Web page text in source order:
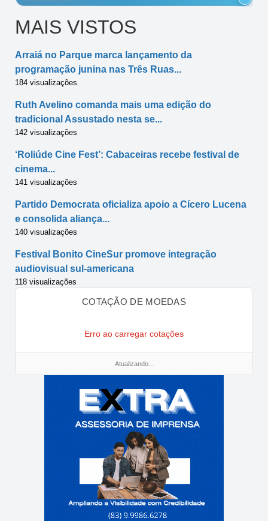
MAIS VISTOS
Arraiá no Parque marca lançamento da
programação junina nas Três Ruas...
184 visualizações
Ruth Avelino comanda mais uma edição do
tradicional Assustado nesta se...
142 visualizações
‘Roliúde Cine Fest’: Cabaceiras recebe festival de
cinema...
141 visualizações
Partido Democrata oficializa apoio a Cícero Lucena
e consolida aliança...
140 visualizações
Festival Bonito CineSur promove integração
audiovisual sul-americana
118 visualizações
COTAÇÃO DE MOEDAS
Erro ao carregar cotações
Atualizando...